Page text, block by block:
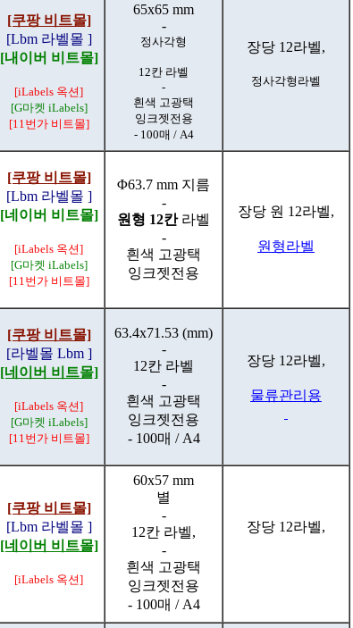
[쿠팡 비트몰]
[Lbm 라벨몰 ]
[내이버 비트몰]
[iLabels 옥션]
[G마켓 iLabels]
[11번가 비트몰]
65x65 mm
-
정사각형
12칸 라벨
-
흰색 고광택
잉크젯전용
- 100매 / A4
장당 12라벨,
정사각형라벨
[쿠팡 비트몰]
[Lbm 라벨몰 ]
[네이버 비트몰]
[iLabels 옥션]
[G마켓 iLabels]
[11번가 비트몰]
Φ63.7 mm 지름
-
원형 12칸라벨
-
흰색 고광택
잉크젯전용
장당 원 12라벨,
원형라벨
[쿠팡 비트몰]
[라벨몰 Lbm ]
[네이버 비트몰]
[iLabels 옥션]
[G마켓 iLabels]
[11번가 비트몰]
63.4x71.53 (mm)
-
12칸 라벨
-
흰색 고광택
잉크젯전용
- 100매 / A4
장당 12라벨,
물류관리용
[쿠팡 비트몰]
[Lbm 라벨몰 ]
[네이버 비트몰]
[iLabels 옥션]
60x57 mm
별
-
12칸 라벨,
-
흰색 고광택
잉크젯전용
- 100매 / A4
장당 12라벨,